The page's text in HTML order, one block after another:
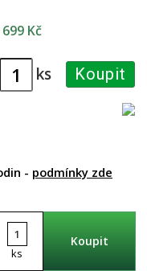
699 Kč
ks Koupit
- podmínky zde
ks